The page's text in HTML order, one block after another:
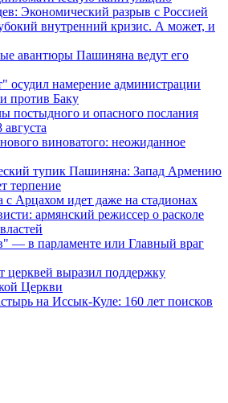
Экономический разрыв с Россией
внутренний кризис. А может, и
авантюры Пашиняна ведут его
осудил намерение администрации
против Баку
постыдного и опасного послания
виноватого: неожиданное
тупик Пашиняна: Запад Армению
терпение
Арцахом идет даже на стадионах
армянский режиссер о расколе
— в парламенте или Главный враг
церквей выразил поддержку
Церкви
на Иссык-Куле: 160 лет поисков